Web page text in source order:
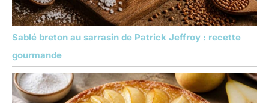
Sablé breton au sarrasin de Patrick Jeffroy : recette
gourmande